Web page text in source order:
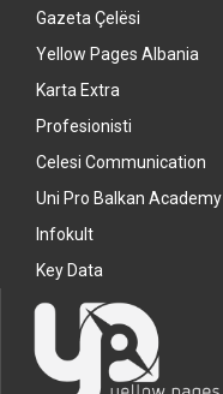
Gazeta Çelësi
Yellow Pages Albania
Karta Extra
Profesionisti
Celesi Communication
Uni Pro Balkan Academy
Infokult
Key Data